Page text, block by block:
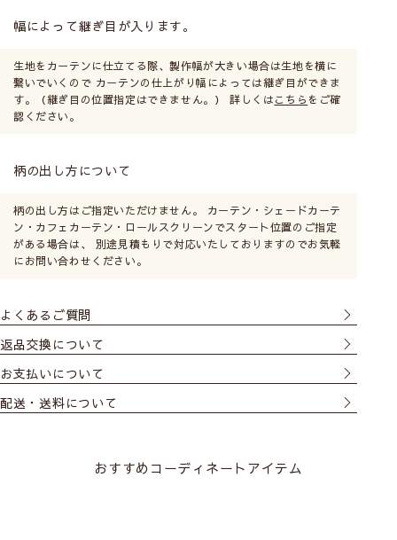
せん。
つマイナスです。カーテン
レールの耐重量に注意して
お選びください。
シェードの取付け方法
サイズの測り方
幅によって継ぎ目が入ります。
生地をカーテンに仕立てる際、製作幅が大きい場合は生地を横に
繋いでいくので カーテンの仕上がり幅によっては継ぎ目ができま
す。（継ぎ目の位置指定はできません。） 詳しくはこちら をご確
認ください。
柄の出し方について
柄の出し方はご指定いただけません。 カーテン・シェードカーテ
ン・カフェカーテン・ロールスクリーンでスタート位置のご指定
がある場合は、 別途見積もりで対応いたしておりますのでお気軽
にお問い合わせください。
よくあるご質問
返品交換について
お支払いについて
配送・送料について
おすすめコーディネートアイテム